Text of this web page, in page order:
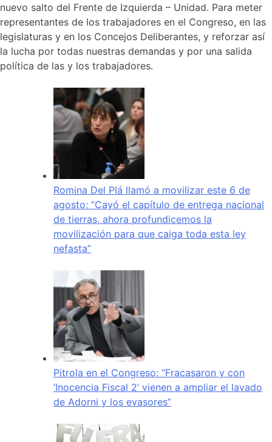
nuevo salto del Frente de Izquierda – Unidad. Para meter
representantes de los trabajadores en el Congreso, en las
legislaturas y en los Concejos Deliberantes, y reforzar así
la lucha por todas nuestras demandas y por una salida
política de las y los trabajadores.
Romina Del Plá llamó a movilizar este 6 de
agosto: “Cayó el capítulo de entrega nacional
de tierras, ahora profundicemos la
movilización para que caiga toda esta ley
nefasta”
Pitrola en el Congreso: “Fracasaron y con
‘Inocencia Fiscal 2’ vienen a ampliar el lavado
de Adorni y los evasores”